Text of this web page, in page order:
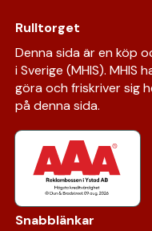
Rulltorget
Denna sida är en köp
i Sverige (MHIS).
göra och friskriver sig
på denna sida.
Snabblänkar